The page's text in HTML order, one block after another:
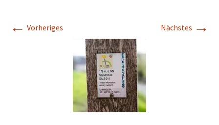
Internet
← Vorheriges Nächstes →